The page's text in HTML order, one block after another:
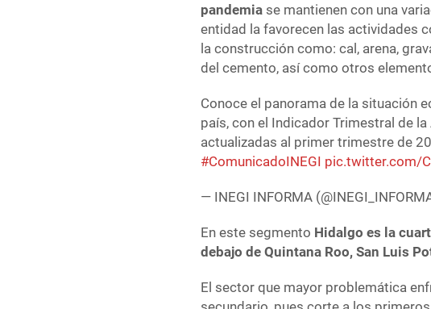
pandemia se mantienen con una
entidad la favorecen las actividades
la construcción como: cal, arena,
del cemento, así como otros
Conoce el panorama de la situación
país, con el Indicador Trimestral de
actualizadas al primer trimestre de
#ComunicadoINEGI pic.twitter.com/
— INEGI INFORMA
En este segmento Hidalgo es la
debajo de Quintana Roo, San Luis
El sector que mayor problemática